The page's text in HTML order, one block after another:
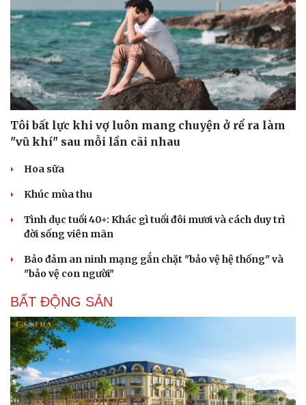
Tôi bất lực khi vợ luôn mang chuyện ở rể ra làm
"vũ khí" sau mỗi lần cãi nhau
Hoa sữa
Khúc mùa thu
Tình dục tuổi 40+: Khác gì tuổi đôi mươi và cách duy trì
đời sống viên mãn
Bảo đảm an ninh mạng gắn chặt "bảo vệ hệ thống" và
"bảo vệ con người"
BẤT ĐỘNG SẢN